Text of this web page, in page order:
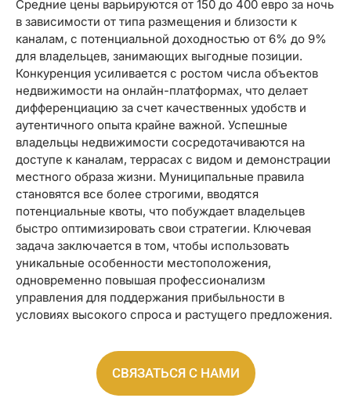
Средние цены варьируются от 150 до 400 евро за ночь
в зависимости от типа размещения и близости к
каналам, с потенциальной доходностью от 6% до 9%
для владельцев, занимающих выгодные позиции.
Конкуренция усиливается с ростом числа объектов
недвижимости на онлайн-платформах, что делает
дифференциацию за счет качественных удобств и
аутентичного опыта крайне важной. Успешные
владельцы недвижимости сосредотачиваются на
доступе к каналам, террасах с видом и демонстрации
местного образа жизни. Муниципальные правила
становятся все более строгими, вводятся
потенциальные квоты, что побуждает владельцев
быстро оптимизировать свои стратегии. Ключевая
задача заключается в том, чтобы использовать
уникальные особенности местоположения,
одновременно повышая профессионализм
управления для поддержания прибыльности в
условиях высокого спроса и растущего предложения.
СВЯЗАТЬСЯ С НАМИ